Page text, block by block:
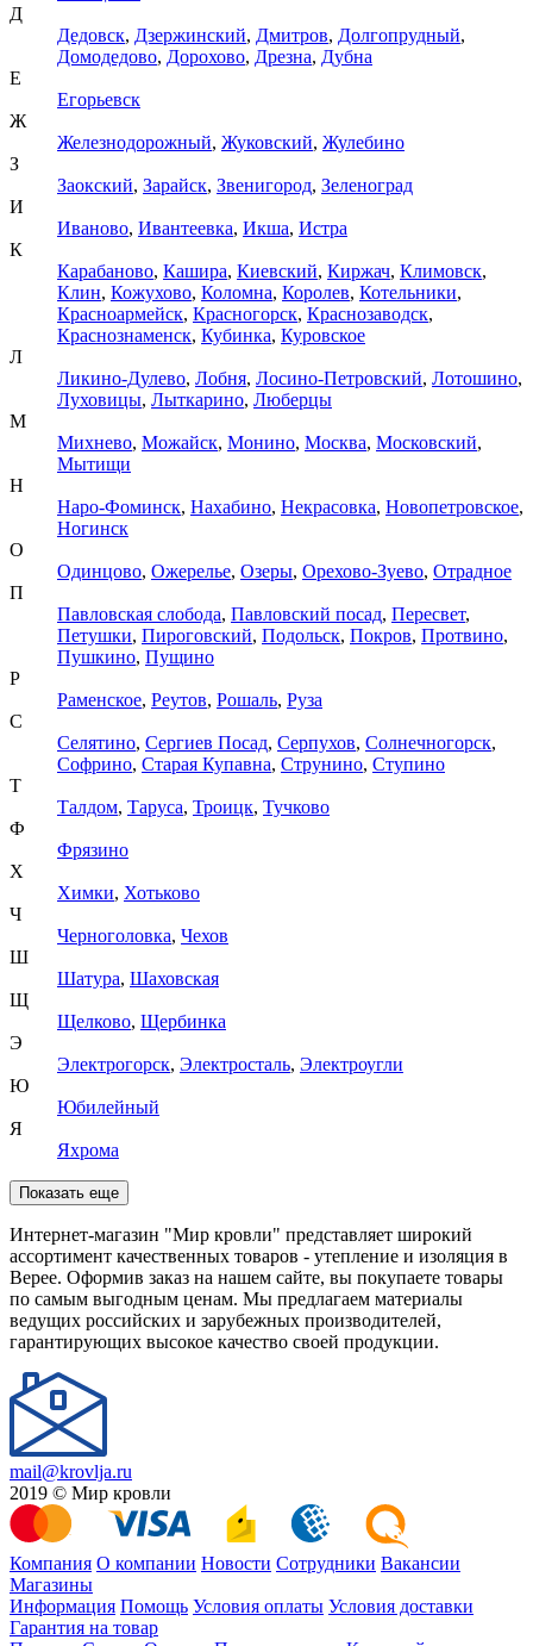
Д
Дедовск, Дзержинский, Дмитров, Долгопрудный,
Домодедово, Дорохово, Дрезна, Дубна
Е
Егорьевск
Ж
Железнодорожный, Жуковский, Жулебино
З
Заокский, Зарайск, Звенигород, Зеленоград
И
Иваново, Ивантеевка, Икша, Истра
К
Карабаново, Кашира, Киевский, Киржач, Климовск,
Клин, Кожухово, Коломна, Королев, Котельники,
Красноармейск, Красногорск, Краснозаводск,
Краснознаменск, Кубинка, Куровское
Л
Ликино-Дулево, Лобня, Лосино-Петровский, Лотошино,
Луховицы, Лыткарино, Люберцы
М
Михнево, Можайск, Монино, Москва, Московский,
Мытищи
Н
Наро-Фоминск, Нахабино, Некрасовка, Новопетровское,
Ногинск
О
Одинцово, Ожерелье, Озеры, Орехово-Зуево, Отрадное
П
Павловская слобода, Павловский посад, Пересвет,
Петушки, Пироговский, Подольск, Покров, Протвино,
Пушкино, Пущино
Р
Раменское, Реутов, Рошаль, Руза
С
Селятино, Сергиев Посад, Серпухов, Солнечногорск,
Софрино, Старая Купавна, Струнино, Ступино
Т
Талдом, Таруса, Троицк, Тучково
Ф
Фрязино
Х
Химки, Хотьково
Ч
Черноголовка, Чехов
Ш
Шатура, Шаховская
Щ
Щелково, Щербинка
Э
Электрогорск, Электросталь, Электроугли
Ю
Юбилейный
Я
Яхрома
Показать еще
Интернет-магазин "Мир кровли" представляет широкий
ассортимент качественных товаров - утепление и изоляция в
Верее. Оформив заказ на нашем сайте, вы покупаете товары
по самым выгодным ценам. Мы предлагаем материалы
ведущих российских и зарубежных производителей,
гарантирующих высокое качество своей продукции.
mail@krovlja.ru
2019 © Мир кровли
Компания О компании Новости Сотрудники Вакансии
Магазины
Информация Помощь Условия оплаты Условия доставки
Гарантия на товар